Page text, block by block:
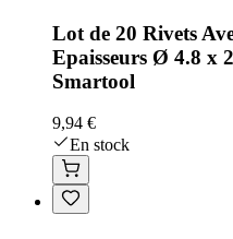
Lot de 20 Rivets
Epaisseurs Ø 4.8 x
Smartool
9,94 €
En stock